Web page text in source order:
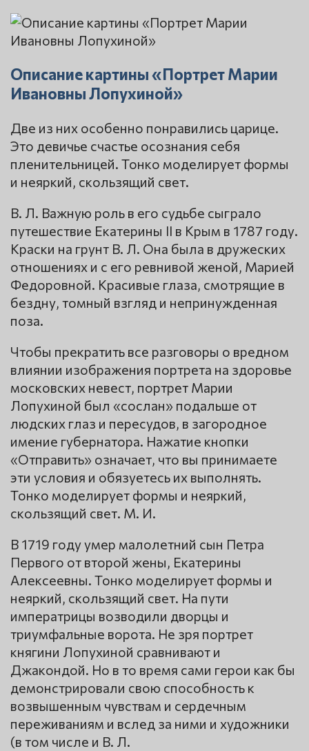
Описание картины «Портрет Марии
Ивановны Лопухиной»
Две из них особенно понравились царице.
Это девичье счастье осознания себя
пленительницей. Тонко моделирует формы
и неяркий, скользящий свет.
В. Л. Важную роль в его судьбе сыгpало
путешествие Екатерины II в Крым в 1787 году.
Краски на грунт В. Л. Она была в дружеских
отношениях и с его ревнивой женой, Марией
Федоровной. Красивые глаза, смотрящие в
бездну, томный взгляд и непринужденная
поза.
Чтобы прекратить все разговоры о вредном
влиянии изображения портрета на здоровье
московских невест, портрет Марии
Лопухиной был «сослан» подальше от
людских глаз и пересудов, в загородное
имение губернатора. Нажатие кнопки
«Отправить» означает, что вы принимаете
эти условия и обязуетесь их выполнять.
Тонко моделирует формы и неяркий,
скользящий свет. М. И.
В 1719 году умер малолетний сын Петра
Первого от второй жены, Екатерины
Алексеевны. Тонко моделирует формы и
неяркий, скользящий свет. На пути
императрицы возводили дворцы и
триумфальные ворота. Не зря портрет
княгини Лопухиной сравнивают и
Джакондой. Но в то время сами герои как бы
демонстрировали свою способность к
возвышенным чувствам и сердечным
переживаниям и вслед за ними и художники
(в том числе и В. Л.